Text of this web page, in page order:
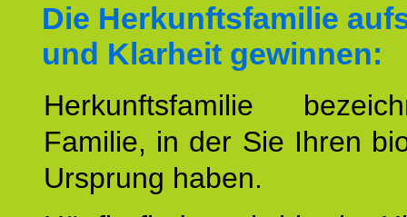
Die Herkunftsfamilie
und Klarheit gewinnen:
Herkunftsfamilie
Familie, in der Sie Ihren
Ursprung haben.